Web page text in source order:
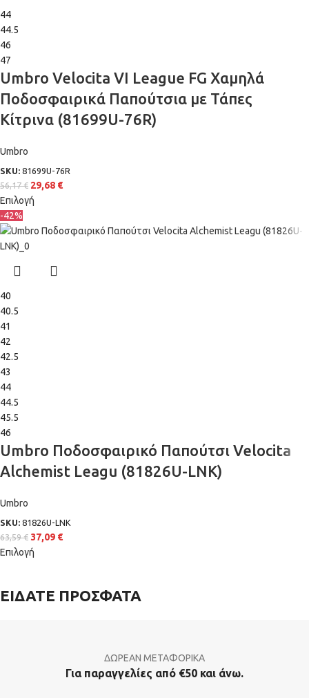
44
44.5
46
47
Umbro Velocita VI League FG Χαμηλά
Ποδοσφαιρικά Παπούτσια με Τάπες
Κίτρινα (81699U-76R)
Umbro
SKU: 81699U-76R
56,17€ 29,68 €
Επιλογή
-42%
40
40.5
41
42
42.5
43
44
44.5
45.5
46
Umbro Ποδοσφαιρικό Παπούτσι Velocita
Alchemist Leagu (81826U-LNK)
Umbro
SKU: 81826U-LNK
63,59€ 37,09 €
Επιλογή
ΕΙΔΑΤΕ ΠΡΟΣΦΑΤΑ
ΔΩΡΕΑΝ ΜΕΤΑΦΟΡΙΚΑ
Για παραγγελίες από €50 και άνω.